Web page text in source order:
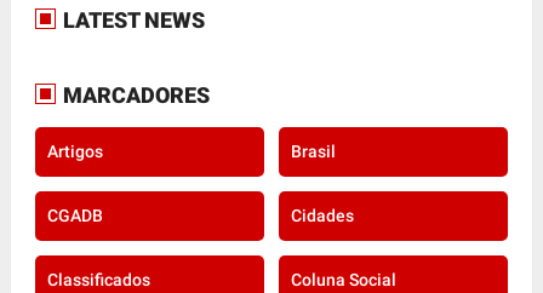
LATEST NEWS
MARCADORES
Artigos Brasil
CGADB Cidades
Classificados Coluna Social